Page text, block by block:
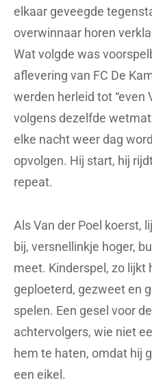
elkaar geveegde
overwinnaar horen
Wat volgde was
aflevering van FC De
werden herleid tot “even
volgens dezelfde
elke nacht weer dag
opvolgen. Hij start, hij
repeat.
Als Van der Poel koerst,
bij, versnellinkje hoger,
meet. Kinderspel, zo
geploeterd, gezweet en
spelen. Een gesel voor
achtervolgers, wie niet
hem te haten, omdat hij
een eikel.